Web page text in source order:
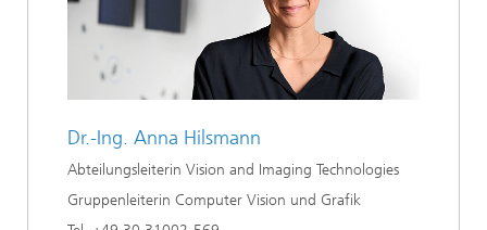
Dr.-Ing. Anna Hilsmann
Abteilungsleiterin Vision and Imaging Technologies
Gruppenleiterin Computer Vision und Grafik